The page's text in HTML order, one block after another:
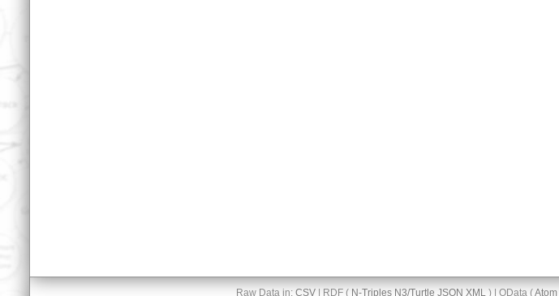
Raw Data in: CSV| RDF ( N-Triples N3/Turtle JSON XML) | OData (Atom